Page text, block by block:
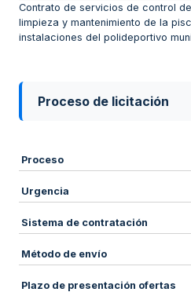
Contrato de servicios de control
limpieza y mantenimiento de la
instalaciones del polideportivo
Proceso de licitación
Proceso
Urgencia
Sistema de contratación
Método de envío
Plazo de presentación ofertas